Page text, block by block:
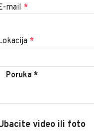
mail *
*
video ili foto